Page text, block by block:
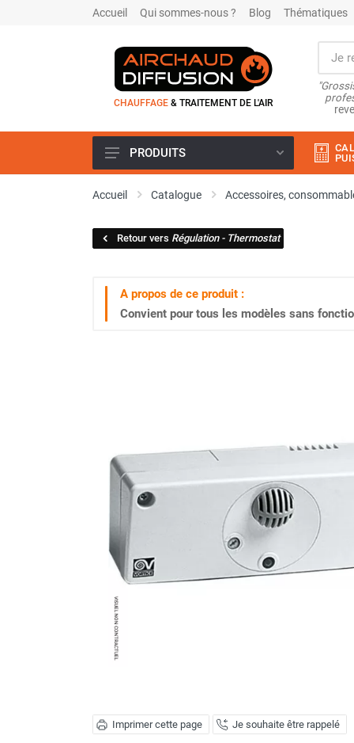
Accueil Qui sommes-nous ? Blog Thématiques
CHAUFFAGE & TRAITEMENT DE L'AIR
Climatiseur
Climatiseur mobile résidentiel et
Rafraîchisseur d'air
Rafraichisseur d'air mobile
Brasseur d'air
Ventilateur fixe
Ventilateur industriel
Ventilateur de chantier
Ventilateur centrifuge
Ventilateur de sol
Ventilateur sur pied
Ventilateur de bureau
Ventilateur de table
Extracteur d'air mural
Extracteur d'air mural hélicoïde
Extracteur d'air mural centrifuge
Déstratificateur ventilateur de
plafond
PRODUITS
Accueil Catalogue Accessoires,
Retour vers Régulation - Thermostat
A propos de ce produit :
Convient pour tous les modèles sans
Imprimer cette page Je souhaite être rappelé